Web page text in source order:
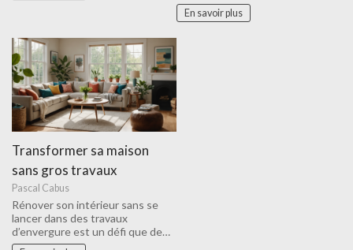
En savoir plus
Transformer sa maison
sans gros travaux
Pascal Cabus
Rénover son intérieur sans se
lancer dans des travaux
d’envergure est un défi que de…